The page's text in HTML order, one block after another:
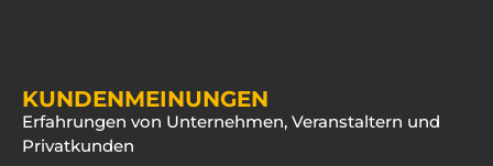
KUNDENMEINUNGEN
Erfahrungen von Unternehmen, Veranstaltern und
Privatkunden